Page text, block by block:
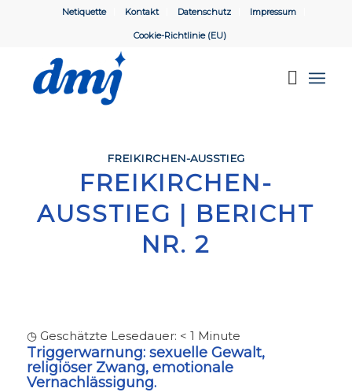
Netiquette Kontakt Datenschutz Impressum
Cookie-Richtlinie (EU)
FREIKIRCHEN-AUSSTIEG
FREIKIRCHEN-
AUSSTIEG | BERICHT
NR. 2
◷ Geschätzte Lesedauer: < 1 Minute
Triggerwarnung:sexuelle Gewalt,
religiöser Zwang, emotionale
Vernachlässigung.